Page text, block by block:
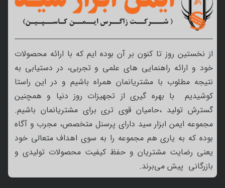
از نخستین روز تا کنون بر آن بوده ایم که با ارائه محصولات
خود و ارائه راهنمایی های علمی و تجربی، در دستیابی به
نتیجه مطلوب با مشتریانمان همراه باشیم و در این راستا
کوشیدیم با بهره گیری از تجهیزات روز دنیا و همچنین
گسترش تولید ،حامیان قوی تری برای مشتریانمان باشیم.
مجموعه ایمن ابزار سید دارای پرسنل متخصص، مجرب و آگاه
بوده که به یاری هم مجموعه را به سوی اهداف متعالی خود
یعنی رضایت مشتریان و حفظ کیفیت محصولات تولیدی و
بازرگانی پیش می‌برند.